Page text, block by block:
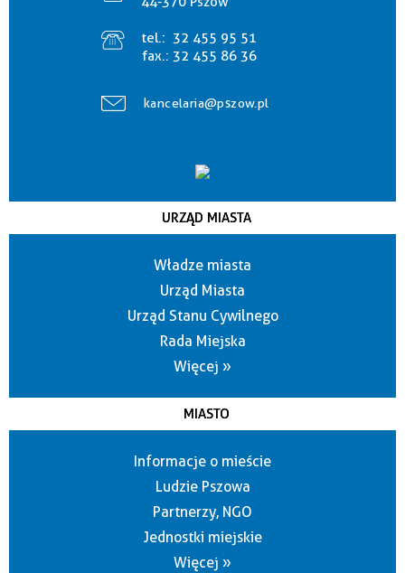
tel.: 32 455 95 51
fax.: 32 455 86 36
kancelaria@pszow.pl
URZĄD MIASTA
Władze miasta
Urząd Miasta
Urząd Stanu Cywilnego
Rada Miejska
Więcej »
MIASTO
Informacje o mieście
Ludzie Pszowa
Partnerzy, NGO
Jednostki miejskie
Więcej »